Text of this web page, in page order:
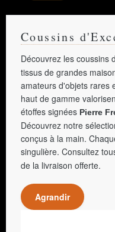
Coussins
Découvrez les coussins
tissus de grandes
amateurs d'objets rares
haut de gamme
étoffes signées Pierre
Découvrez notre
conçus à la main.
singulière. Consultez
de la livraison offerte.
Agrandir